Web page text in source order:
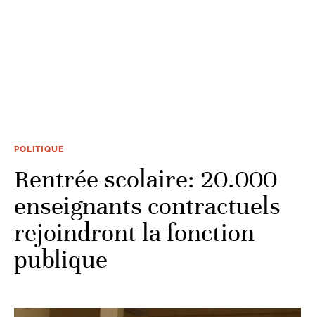
POLITIQUE
Rentrée scolaire: 20.000
enseignants contractuels
rejoindront la fonction
publique